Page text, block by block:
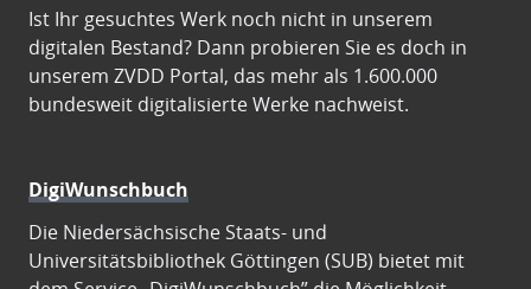
Ist Ihr gesuchtes Werk noch nicht in unserem
digitalen Bestand? Dann probieren Sie es doch in
unserem ZVDD Portal, das mehr als 1.600.000
bundesweit digitalisierte Werke nachweist.
DigiWunschbuch
Die Niedersächsische Staats- und
Universitätsbibliothek Göttingen (SUB) bietet mit